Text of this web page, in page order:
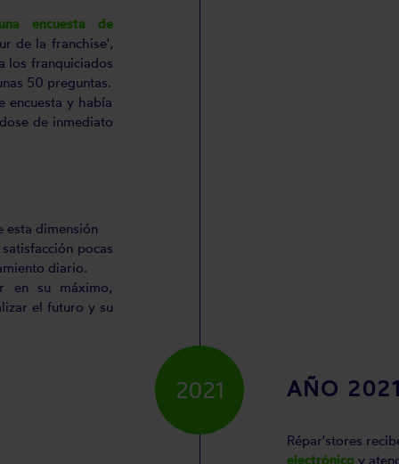
encuesta de
de la franchise',
los franquiciados
50 preguntas.
encuesta y había
de inmediato
esta dimensión
pocas
diario.
en su máximo,
el futuro y su
AÑO
Répar'stores
electrónicoy
2021